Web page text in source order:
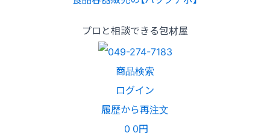
プロと相談できる包材屋
商品検索
ログイン
履歴から再注文
0 0円